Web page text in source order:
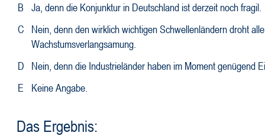
B
Ja, denn die Konjunktur in Deutschland ist derzeit noch fragil.
C
Nein, denn den wirklich wichtigen Schwellenländern droht
Wachstumsverlangsamung.
D
Nein, denn die Industrieländer haben im Moment genügend
E
Keine Angabe.
Das Ergebnis: